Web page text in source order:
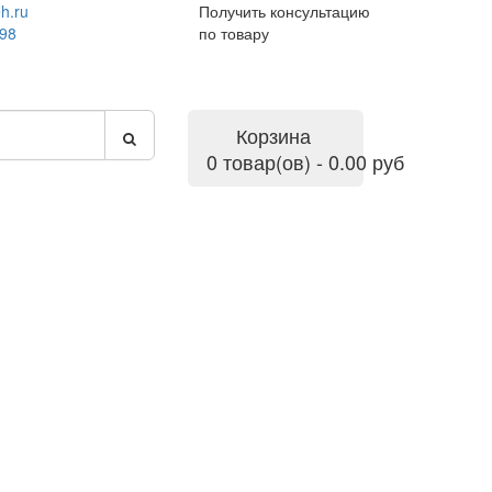
Получить консультацию
по товару
Корзина
0 товар(ов) - 0.00 руб